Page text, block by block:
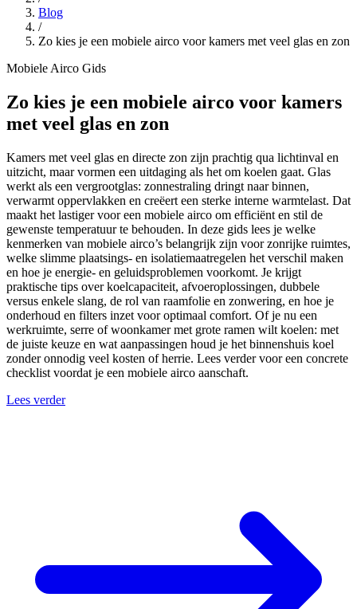
Blog
/
Zo kies je een mobiele airco voor kamers met veel glas en zon
Mobiele Airco Gids
Zo kies je een mobiele airco voor kamers
met veel glas en zon
Kamers met veel glas en directe zon zijn prachtig qua lichtinval en
uitzicht, maar vormen een uitdaging als het om koelen gaat. Glas
werkt als een vergrootglas: zonnestraling dringt naar binnen,
verwarmt oppervlakken en creëert een sterke interne warmtelast. Dat
maakt het lastiger voor een mobiele airco om efficiënt en stil de
gewenste temperatuur te behouden. In deze gids lees je welke
kenmerken van mobiele airco’s belangrijk zijn voor zonrijke ruimtes,
welke slimme plaatsings- en isolatiemaatregelen het verschil maken
en hoe je energie- en geluidsproblemen voorkomt. Je krijgt
praktische tips over koelcapaciteit, afvoeroplossingen, dubbele
versus enkele slang, de rol van raamfolie en zonwering, en hoe je
onderhoud en filters inzet voor optimaal comfort. Of je nu een
werkruimte, serre of woonkamer met grote ramen wilt koelen: met
de juiste keuze en wat aanpassingen houd je het binnenshuis koel
zonder onnodig veel kosten of herrie. Lees verder voor een concrete
checklist voordat je een mobiele airco aanschaft.
Lees verder